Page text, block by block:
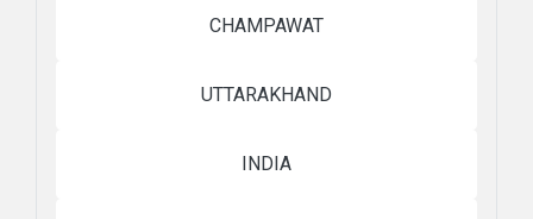
CHAMPAWAT
UTTARAKHAND
INDIA